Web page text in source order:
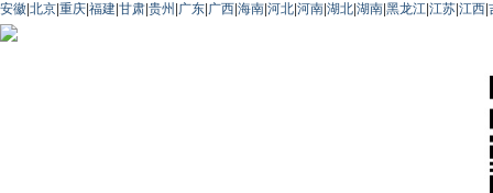
安徽 北京 重庆 福建 甘肃 贵州 广东 广西 海南 河北 河南 湖北 湖南 黑龙江 江苏 江西